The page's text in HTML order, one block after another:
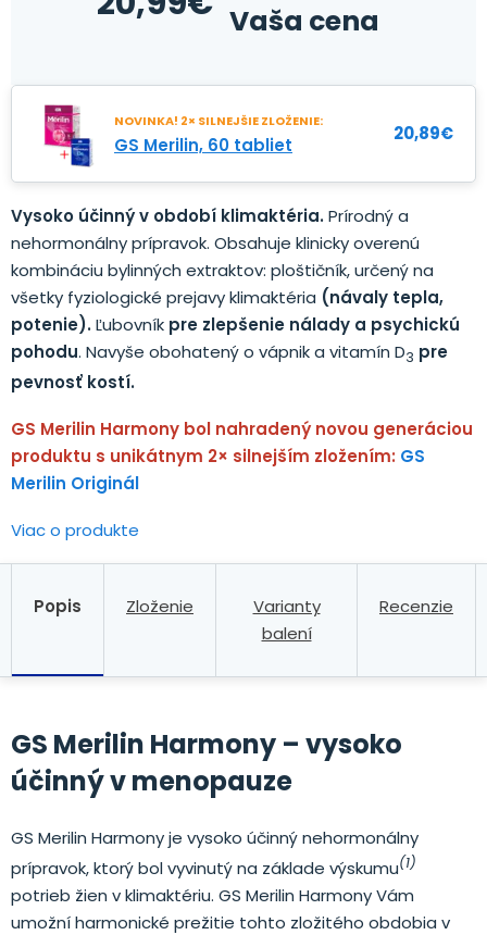
Vaša cena
NOVINKA! 2× SILNEJŠIE ZLOŽENIE:
GS Merilin, 60 tabliet 20,89€
Vysoko účinný v období klimaktéria.Prírodný a
nehormonálny prípravok. Obsahuje klinicky overenú
kombináciu bylinných extraktov: ploštičník, určený na
všetky fyziologické prejavy klimaktéria (návaly tepla,
potenie).Ľubovník pre zlepšenie nálady a psychickú
pohodu. Navyše obohatený o vápnik a vitamín D3 pre
pevnosť kostí.
GS Merilin Harmony bol nahradený novou generáciou
produktu s unikátnym 2× silnejším zložením: GS
Merilin Originál
Viac o produkte
Popis Zloženie
Varianty
balení
Recenzie
GS Merilin Harmony – vysoko
účinný v menopauze
GS Merilin Harmony je vysoko účinný nehormonálny
prípravok, ktorý bol vyvinutý na základe výskumu(1)
potrieb žien v klimaktériu. GS Merilin Harmony Vám
umožní harmonické prežitie tohto zložitého obdobia v